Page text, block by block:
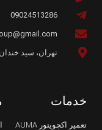
09024513286
تهران، سید
خدمات
تعمیر اکچویتور AUMA